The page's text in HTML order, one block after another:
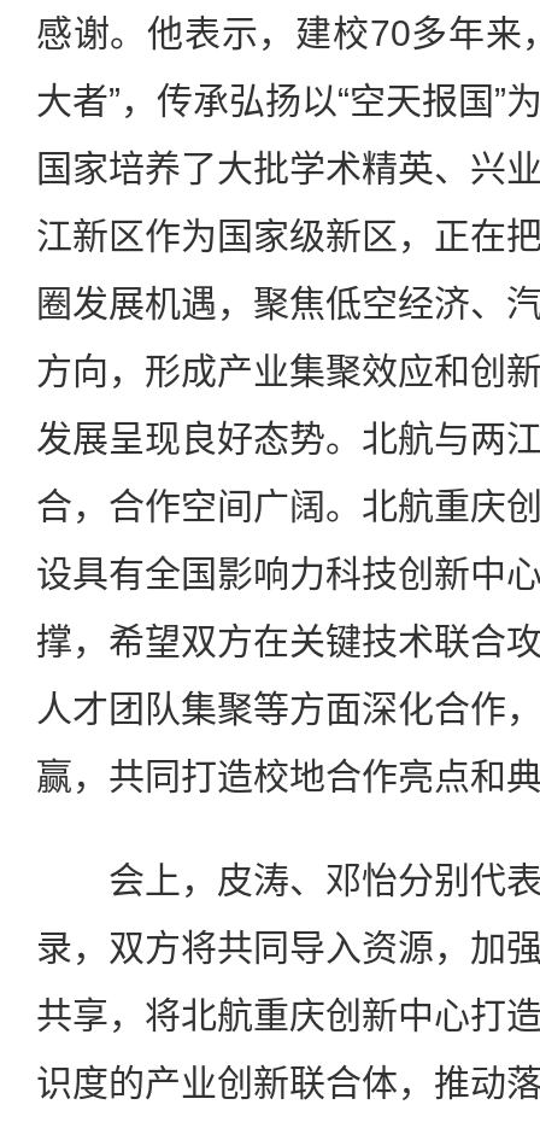
感谢。他表示，建校70多年来
大者”，传承弘扬以“空天报国”
国家培养了大批学术精英、兴
江新区作为国家级新区，正在
圈发展机遇，聚焦低空经济、
方向，形成产业集聚效应和创
发展呈现良好态势。北航与两
合，合作空间广阔。北航重庆
设具有全国影响力科技创新中
撑，希望双方在关键技术联合
人才团队集聚等方面深化合作
赢，共同打造校地合作亮点和
会上，皮涛、邓怡分别代表
录，双方将共同导入资源，加
共享，将北航重庆创新中心打
识度的产业创新联合体，推动